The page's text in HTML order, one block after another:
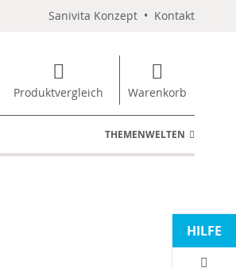
Sanivita Konzept • Kontakt
Produktvergleich Warenkorb
THEMENWELTEN
HILFE